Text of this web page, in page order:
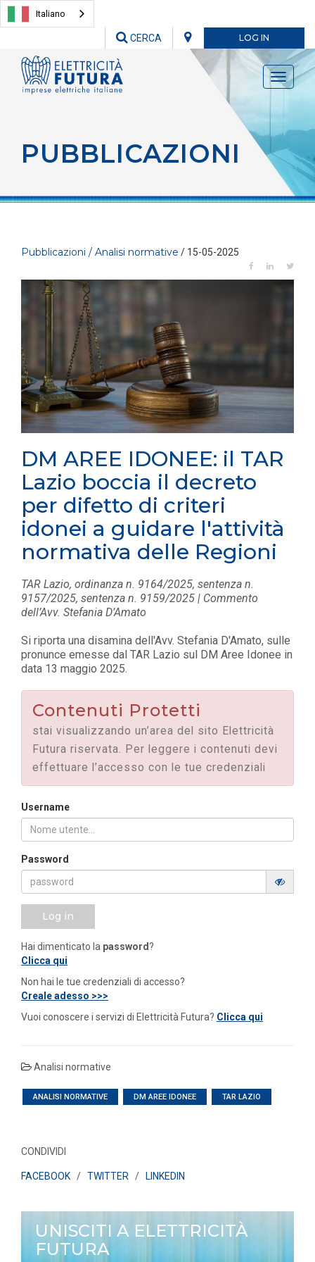
Italiano
LOG IN
CERCA
Toggle
PUBBLICAZIONI
Pubblicazioni / Analisi normative / 15-05-2025
DM AREE IDONEE: il TAR
Lazio boccia il decreto
per difetto di criteri
idonei a guidare l'attività
normativa delle Regioni
TAR Lazio, ordinanza n. 9164/2025, sentenza n.
9157/2025, sentenza n. 9159/2025 | Commento
dell’Avv. Stefania D’Amato
Si riporta una disamina dell'Avv. Stefania D'Amato, sulle
pronunce emesse dal TAR Lazio sul DM Aree Idonee in
data 13 maggio 2025.
Contenuti Protetti
stai visualizzando un’area del sito Elettricità
Futura riservata. Per leggere i contenuti devi
effettuare l’accesso con le tue credenziali
Username
Password
Log in
Hai dimenticato la password?
Clicca qui
Non hai le tue credenziali di accesso?
Creale adesso >>>
Vuoi conoscere i servizi di Elettricità Futura? Clicca qui
Analisi normative
ANALISI NORMATIVE DM AREE IDONEE TAR LAZIO
CONDIVIDI
FACEBOOK/ TWITTER / LINKEDIN
UNISCITI A ELETTRICITÀ
FUTURA